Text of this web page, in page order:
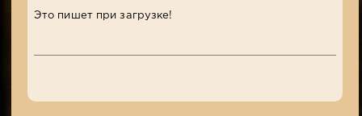
Это пишет при загрузке!